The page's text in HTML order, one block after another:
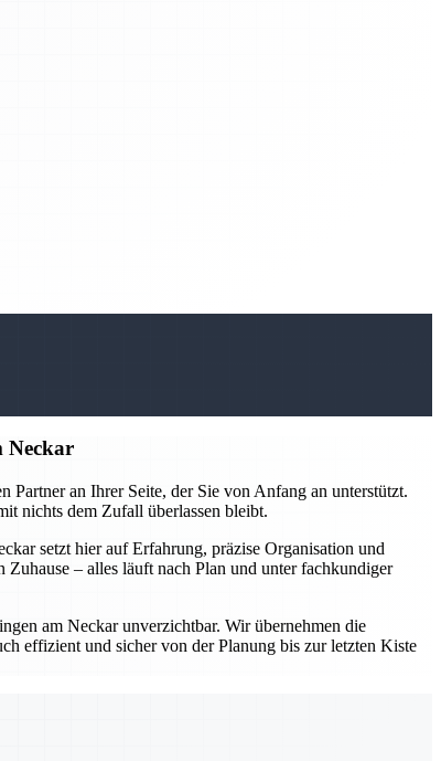
Neckar
an Ihrer Seite, der Sie von Anfang an unterstützt.
nichts dem Zufall überlassen bleibt.
setzt hier auf Erfahrung, präzise Organisation und
– alles läuft nach Plan und unter fachkundiger
am Neckar unverzichtbar. Wir übernehmen die
effizient und sicher von der Planung bis zur letzten Kiste